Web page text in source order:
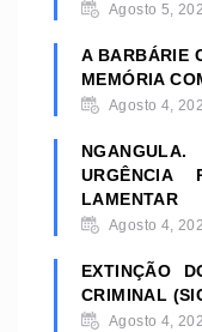
Agosto 5,
A BARBÁRIE
MEMÓRIA
Agosto 4,
URGÊNCIA
LAMENTAR
Agosto 4,
EXTINÇÃO
CRIMINAL
Agosto 4,